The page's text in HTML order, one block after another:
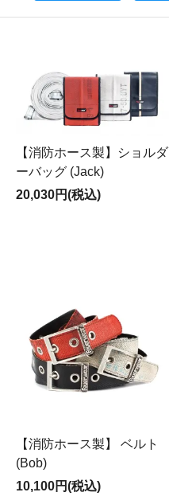
【消防ホース製】ショルダ
ーバッグ (Jack)
20,030円(税込)
【消防ホース製】 ベルト
(Bob)
10,100円(税込)